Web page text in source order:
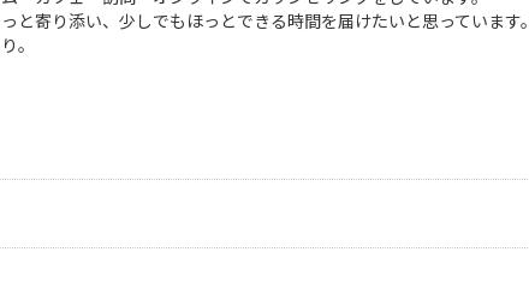
と寄り添い、少しでもほっとできる時間を届けたいと思っています
。